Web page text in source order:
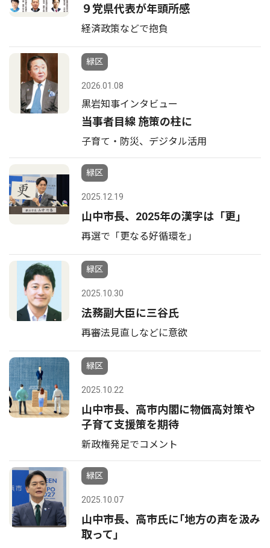
９党県代表が年頭所感
経済政策などで抱負
緑区
2026.01.08
黒岩知事インタビュー
当事者目線 施策の柱に
子育て・防災、デジタル活用
緑区
2025.12.19
山中市長、2025年の漢字は「更」
再選で「更なる好循環を」
緑区
2025.10.30
法務副大臣に三谷氏
再審法見直しなどに意欲
緑区
2025.10.22
山中市長、高市内閣に物価高対策や
子育て支援策を期待
新政権発足でコメント
緑区
2025.10.07
山中市長、高市氏に｢地方の声を汲み
取って｣